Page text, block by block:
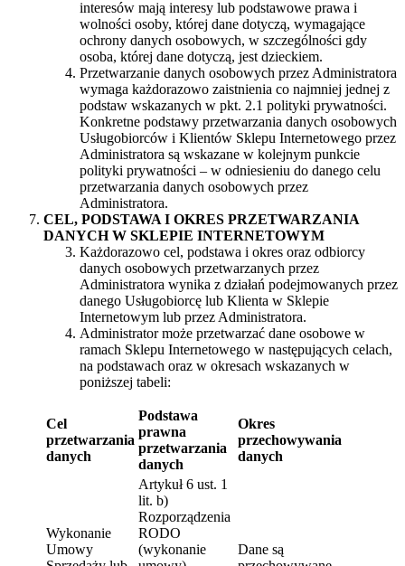
interesów mają interesy lub podstawowe prawa i
wolności osoby, której dane dotyczą, wymagające
ochrony danych osobowych, w szczególności gdy
osoba, której dane dotyczą, jest dzieckiem.
Przetwarzanie danych osobowych przez Administratora
wymaga każdorazowo zaistnienia co najmniej jednej z
podstaw wskazanych w pkt. 2.1 polityki prywatności.
Konkretne podstawy przetwarzania danych osobowych
Usługobiorców i Klientów Sklepu Internetowego przez
Administratora są wskazane w kolejnym punkcie
polityki prywatności – w odniesieniu do danego celu
przetwarzania danych osobowych przez
Administratora.
CEL, PODSTAWA I OKRES PRZETWARZANIA
DANYCH W SKLEPIE INTERNETOWYM
Każdorazowo cel, podstawa i okres oraz odbiorcy
danych osobowych przetwarzanych przez
Administratora wynika z działań podejmowanych przez
danego Usługobiorcę lub Klienta w Sklepie
Internetowym lub przez Administratora.
Administrator może przetwarzać dane osobowe w
ramach Sklepu Internetowego w następujących celach,
na podstawach oraz w okresach wskazanych w
poniższej tabeli:
Cel
przetwarzania
danych
Podstawa
prawna
przetwarzania
danych
Okres
przechowywania
danych
Wykonanie
Umowy
Artykuł 6 ust. 1
lit. b)
Rozporządzenia
RODO
(wykonanie
Dane są